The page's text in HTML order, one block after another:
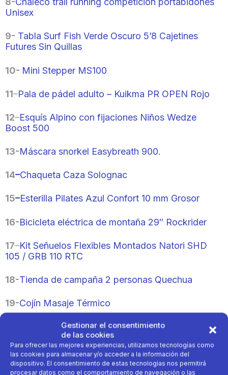
Gestionar el consentimiento
de las cookies
Para ofrecer las mejores experiencias, utilizamos tecnologías como
las cookies para almacenar y/o acceder a la información del
dispositivo. El consentimiento de estas tecnologías nos permitirá
procesar datos como el comportamiento de navegación o las
Unisex
9- Tabla Surf Fish Verde Oscuro 5’8 Cajetines
Futures Sin Quillas
10- Mini Stepper MS100
11–Pala de pádel adulto – Kuikma PR OPEN Rojo
12–Esquís Alpino con fijaciones Niños Wedze
Boost 500
13-Máscara snorkel Easybreath 900.
14–Chaqueta Caza Solognac
15–Esterilla Pilates Azul Confort 10 mm Grosor
16-Bicicleta eléctrica de montaña 29″ Rockrider
17–Kit Señuelos Flexibles Montados Natori SHD
105 / GRB 110 RTC
18-Tienda de campaña 2 personas Quechua
19-Cojín Masaje Térmico
Gorra de running Hombre Mujer – KIPRUN 5
piezas turquesa amarillo
21-Reloj GPS Kiprun 500 By Coros – Negro